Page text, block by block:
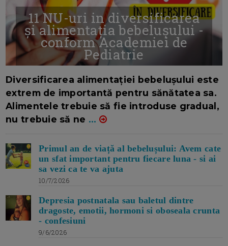
11 NU-uri in diversificarea
și alimentația bebelușului -
conform Academiei de
Pediatrie
Diversificarea alimentației bebelușului este
extrem de importantă pentru sănătatea sa.
Alimentele trebuie să fie introduse gradual,
nu trebuie să ne ...
Primul an de viață al bebelușului: Avem cate
un sfat important pentru fiecare luna - si ai
sa vezi ca te va ajuta
10/7/2026
Depresia postnatala sau baletul dintre
dragoste, emotii, hormoni si oboseala crunta
- confesiuni
9/6/2026